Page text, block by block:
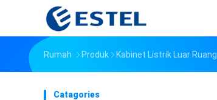
Rumah Produk Kabinet Listrik Luar Ruang
Catagories